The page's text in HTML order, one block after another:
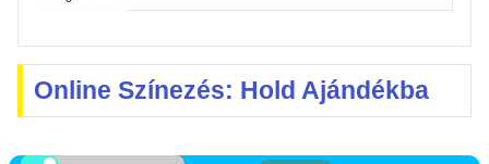
Online Színezés: Hold Ajándékba